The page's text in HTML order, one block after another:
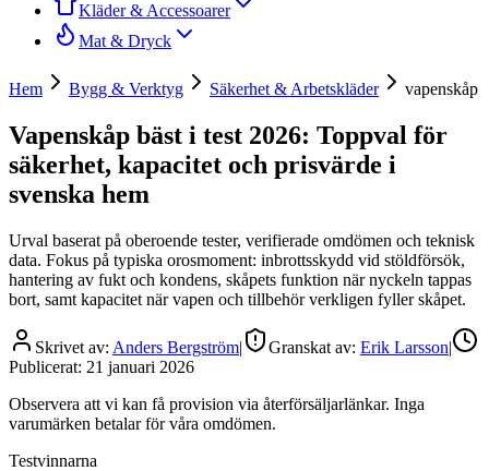
Kläder & Accessoarer
Mat & Dryck
Hem Bygg & Verktyg Säkerhet & Arbetskläder vapenskåp
Vapenskåp bäst i test 2026: Toppval för
säkerhet, kapacitet och prisvärde i
svenska hem
Urval baserat på oberoende tester, verifierade omdömen och teknisk
data. Fokus på typiska orosmoment: inbrottsskydd vid stöldförsök,
hantering av fukt och kondens, skåpets funktion när nyckeln tappas
bort, samt kapacitet när vapen och tillbehör verkligen fyller skåpet.
Skrivet av: Anders Bergström| Granskat av: Erik Larsson|
Publicerat: 21 januari 2026
Observera att vi kan få provision via återförsäljarlänkar. Inga
varumärken betalar för våra omdömen.
Testvinnarna